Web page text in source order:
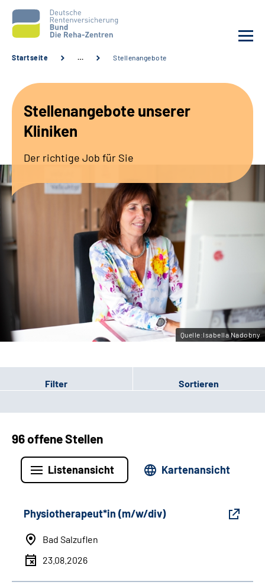
Unsere Kliniken
Sozialdienste & Zuweisende
Erweiterte Suche
Gebärdensprache
Leichte Sprache
Startseite … Stellenangebote
Stellenangebote unserer
Kliniken
Der richtige Job für Sie
Quelle:Isabella Nadobny
Filter Sortieren
96 offene Stellen
Listenansicht Kartenansicht
Physiotherapeut*in (m/w/div)
Bad Salzuflen
23.08.2026